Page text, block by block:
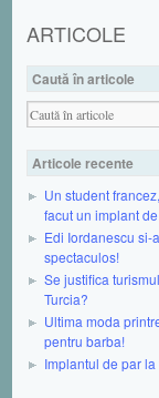
ARTICOLE
Caută în articole
Articole recente
Un student
facut un implant
Edi Iordanescu si-
spectaculos!
Se justifica
Turcia?
Ultima moda
pentru barba!
Implantul de par la